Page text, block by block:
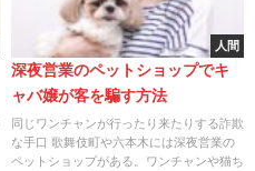
人間
深夜営業のペットショップでキ
ャバ嬢が客を騙す方法
同じワンチャンが行ったり来たりする詐欺
な手口 歌舞伎町や六本木には深夜営業の
ペットショップがある。ワンチャンや猫ち